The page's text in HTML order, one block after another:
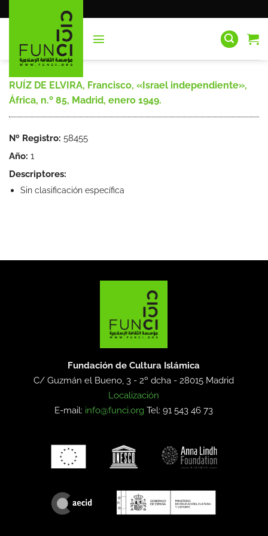
al
RUÍZ DE ELVIRA, Francisco, «Israel independiente»,
África, n.º 85, Madrid, enero 1949.
Nº Registro: 58455
Año: 1
Descriptores:
Sin clasificación específica
Fundación de Cultura Islámica
C/ Guzmán el Bueno, 3 - 2º dcha -28015 Madrid
Localización
E-mail: info@funci.org Tel: 91 543 46 73